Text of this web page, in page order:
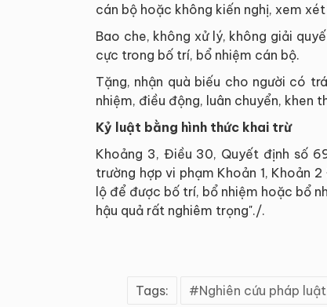
cán bộ hoặc không kiến nghị, xem
Bao che, không xử lý, không giải
cực trong bố trí, bổ nhiệm cán bộ.
Tặng, nhận quà biếu cho người có
nhiệm, điều động, luân chuyển, khen
Kỷ luật bằng hình thức khai trừ
Khoảng 3, Điều 30, Quyết định số
trường hợp vi phạm Khoản 1, Khoản
lộ để được bố trí, bổ nhiệm hoặc bổ
hậu quả rất nghiêm trọng"./.
Tags: Nghiên cứu pháp luật